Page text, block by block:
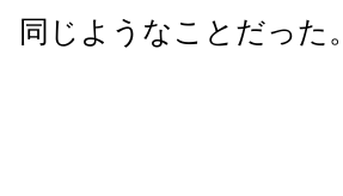
同じようなことだった。